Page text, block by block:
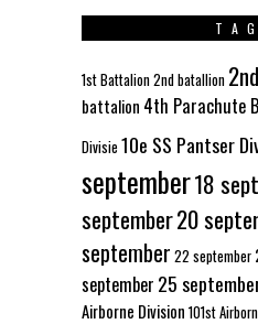
1st Battalion2nd batallion
battalion 4th Parachute
Divisie 10e SS Pantser
september18
september20
september 22 september
september 25
Airborne Division 101st